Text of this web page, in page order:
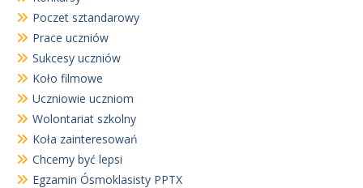
Poczet sztandarowy
Prace uczniów
Sukcesy uczniów
Koło filmowe
Uczniowie uczniom
Wolontariat szkolny
Koła zainteresowań
Chcemy być lepsi
Egzamin Ósmoklasisty PPTX